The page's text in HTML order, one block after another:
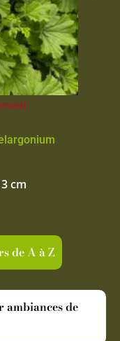
cm
de A à Z
ambiances de